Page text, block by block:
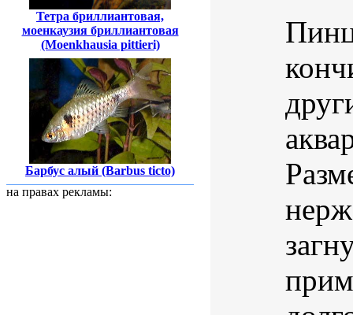
Тетра бриллиантовая,
моенкаузия бриллиантовая
(Moenkhausia pittieri)
Барбус алый (Barbus ticto)
на правах рекламы: